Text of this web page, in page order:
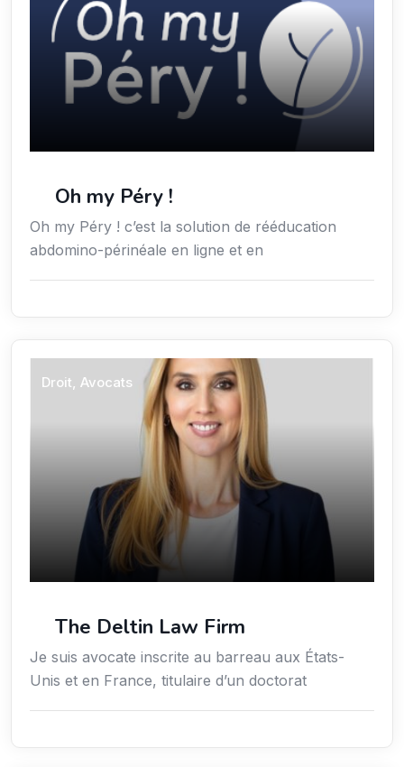
Oh my Péry !
Oh my Péry ! c’est la solution de rééducation
abdomino-périnéale en ligne et en
Droit, Avocats
The Deltin Law Firm
Je suis avocate inscrite au barreau aux États-
Unis et en France, titulaire d’un doctorat